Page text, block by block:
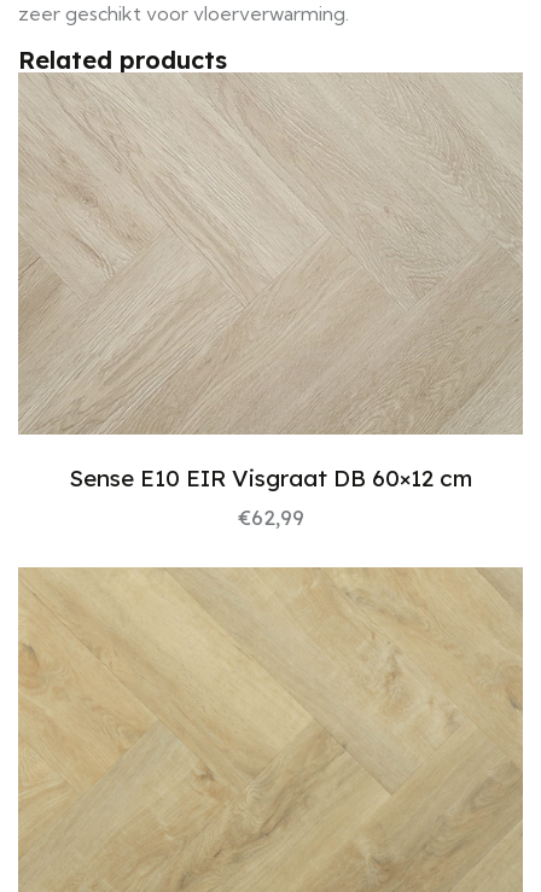
zeer geschikt voor vloerverwarming.
Related products
Sense E10 EIR Visgraat DB 60×12 cm
€62,99